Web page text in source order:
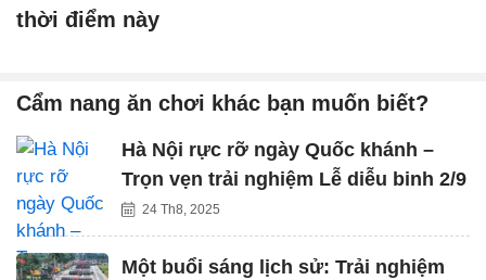
thời điểm này
Cẩm nang ăn chơi khác bạn muốn biết?
Hà Nội rực rỡ ngày Quốc khánh –
Trọn vẹn trải nghiệm Lễ diễu binh 2/9
24 Th8, 2025
Một buổi sáng lịch sử: Trải nghiệm